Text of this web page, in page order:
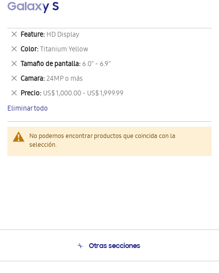
Galaxy S
No podemos encontrar productos que coincida con la
selección.
Feature HD Display
Eliminar
este
artículo
Color Titanium Yellow
Eliminar
este
artículo
Tamaño de pantalla 6.0" - 6.9"
Eliminar
este
artículo
Camara 24MP o más
Eliminar
este
artículo
Precio US$ 1,000.00 - US$ 1,999.99
Eliminar
este
artículo
Eliminar todo
Otras secciones